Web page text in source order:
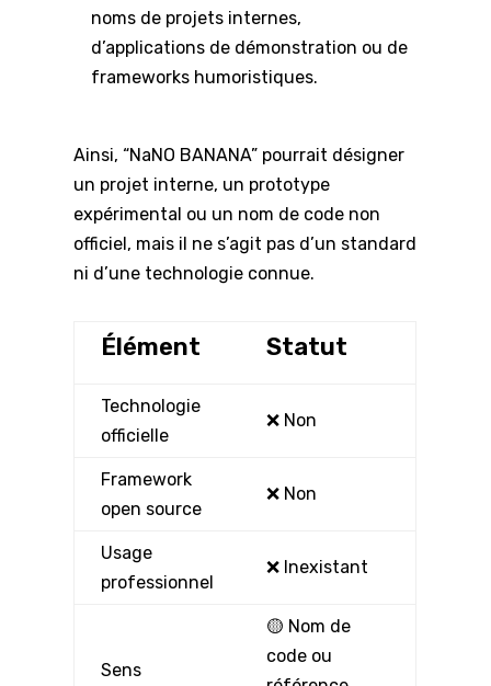
noms de projets internes,
d’applications de démonstration ou de
frameworks humoristiques.
Ainsi, “NaNO BANANA” pourrait désigner
un projet interne, un prototype
expérimental ou un nom de code non
officiel, mais il ne s’agit pas d’un standard
ni d’une technologie connue.
Élément Statut
Technologie
officielle
❌ Non
Framework
open source
❌ Non
Usage
professionnel
❌ Inexistant
Sens
🟡 Nom de
code ou